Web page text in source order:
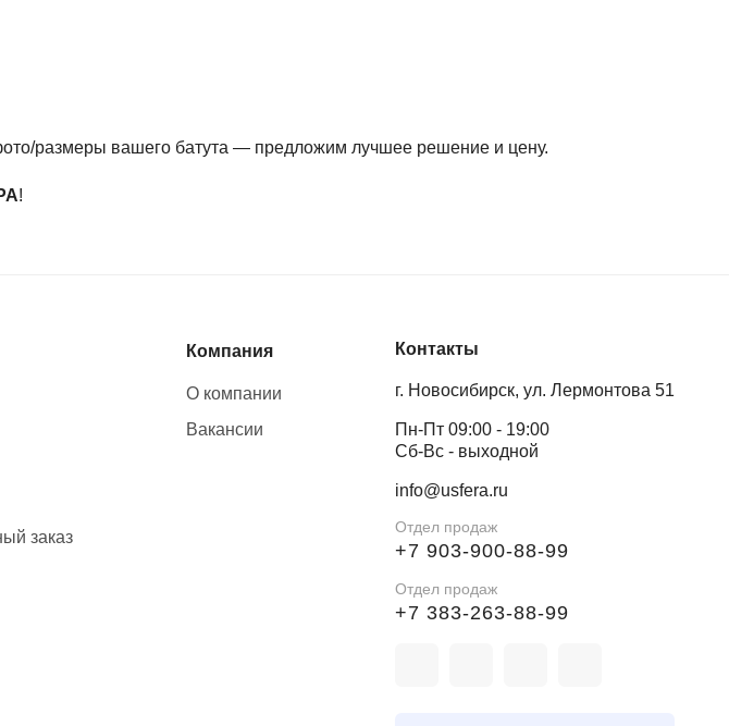
размеры вашего батута — предложим лучшее решение и цену.
!
заказ
Компания
О компании
Вакансии
Контакты
г. Новосибирск, ул. Лермонтова 51
Пн-Пт 09:00 - 19:00
Сб-Вс - выходной
info@usfera.ru
Отдел продаж
+7 903-900-88-99
Отдел продаж
+7 383-263-88-99